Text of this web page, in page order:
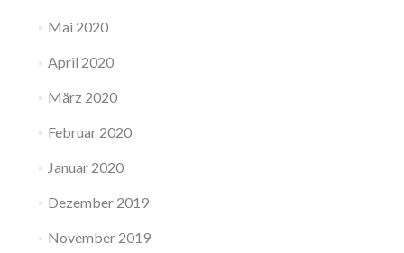
Mai 2020
April 2020
März 2020
Februar 2020
Januar 2020
Dezember 2019
November 2019